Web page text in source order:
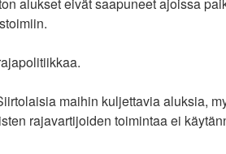
maihin kuljettavia aluksia,
rajavartijoiden toimintaa ei